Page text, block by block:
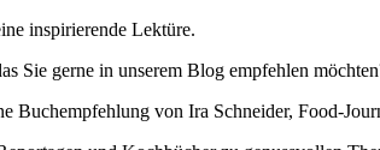
inspirierende Lektüre.
Sie gerne in unserem Blog empfehlen
Buchempfehlung von Ira Schneider, Food-